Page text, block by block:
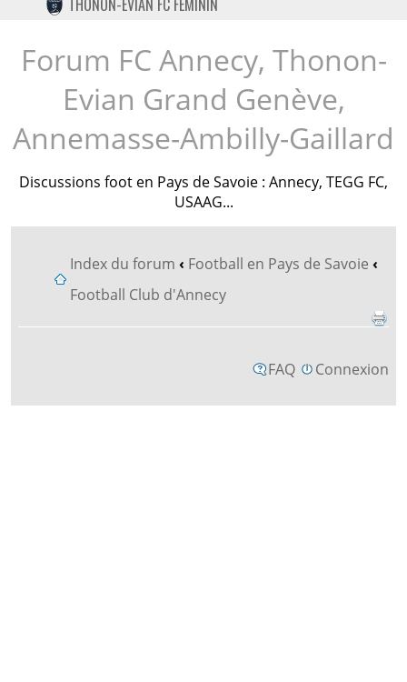
TWITTER
INSTAGRAM
THONON-EVIAN FC FÉMININ
Forum FC Annecy, Thonon-
Evian Grand Genève,
Annemasse-Ambilly-Gaillard
Discussions foot en Pays de Savoie : Annecy, TEGG FC,
USAAG...
Index du forum ‹ Football en Pays de Savoie ‹
Football Club d'Annecy
FAQ Connexion